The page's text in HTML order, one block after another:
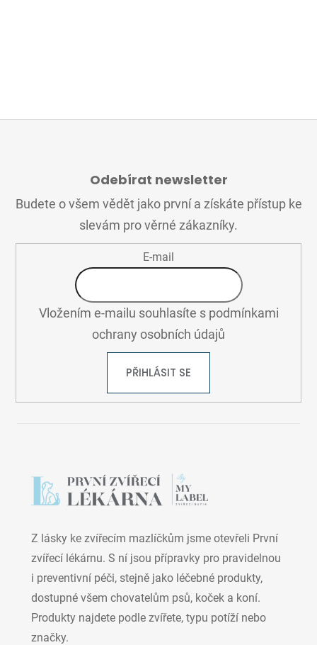
Odebírat newsletter
Budete o všem vědět jako první a získáte přístup ke
slevám pro věrné zákazníky.
E-mail
Vložením e-mailu souhlasíte s podmínkami
ochrany osobních údajů
PŘIHLÁSIT SE
Z lásky ke zvířecím mazlíčkům jsme otevřeli První
zvířecí lékárnu. S ní jsou přípravky pro pravidelnou
i preventivní péči, stejně jako léčebné produkty,
dostupné všem chovatelům psů, koček a koní.
Produkty najdete podle zvířete, typu potíží nebo
značky.